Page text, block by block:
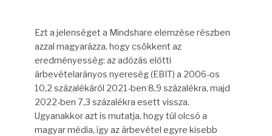
Ezt a jelenséget a Mindshare elemzése részben
azzal magyarázza, hogy csökkent az
eredményesség: az adózás előtti
árbevételarányos nyereség (EBIT) a 2006-os
10,2 százalékáról 2021-ben 8,9 százalékra, majd
2022-ben 7,3 százalékra esett vissza.
Ugyanakkor azt is mutatja, hogy túl olcsó a
magyar média, így az árbevétel egyre kisebb